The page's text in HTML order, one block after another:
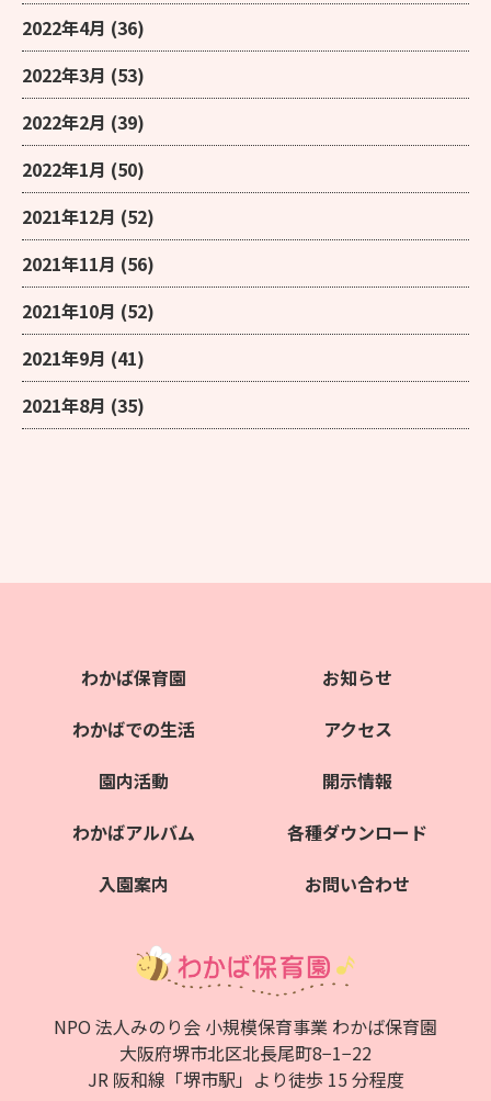
2022年4月 (36)
2022年3月 (53)
2022年2月 (39)
2022年1月 (50)
2021年12月 (52)
2021年11月 (56)
2021年10月 (52)
2021年9月 (41)
2021年8月 (35)
わかば保育園
わかばでの生活
園内活動
わかばアルバム
入園案内
お知らせ
アクセス
開示情報
各種ダウンロード
お問い合わせ
NPO 法人みのり会 小規模保育事業 わかば保育園
大阪府堺市北区北⻑尾町8−1−22
JR 阪和線「堺市駅」より徒歩 15 分程度